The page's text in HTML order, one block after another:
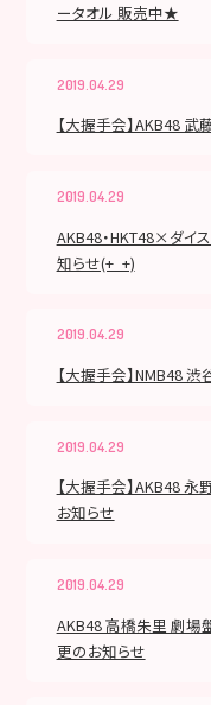
ータオル 販売中★
2019.04.29
【大握手会】AKB48
2019.04.29
AKB48・HKT48×ダイ
知らせ(+_+)
2019.04.29
【大握手会】NMB48
2019.04.29
【大握手会】AKB48 永
お知らせ
2019.04.29
AKB48 高橋朱里 劇場
更のお知らせ